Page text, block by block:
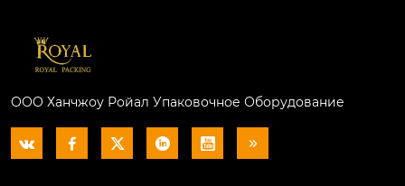
ООО Ханчжоу Ройал Упаковочное Оборудование
     